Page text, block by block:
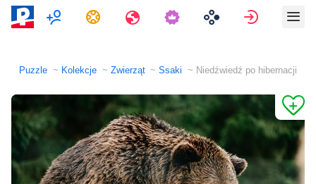
MultiplayerZadania Podróże Zaloguj
Puzzle Kolekcje Zwierząt Ssaki Niedźwiedź po hibernacji